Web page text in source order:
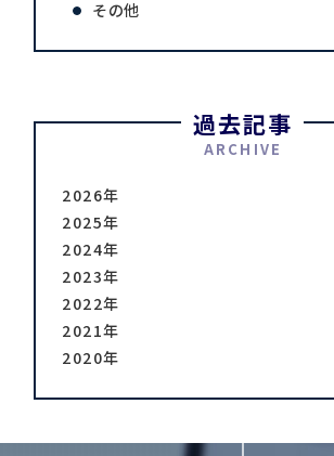
その他
過去記事
ARCHIVE
2026年
2025年
2024年
2023年
2022年
2021年
2020年